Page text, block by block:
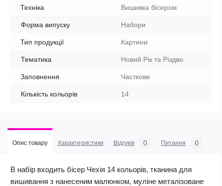
Техніка Вишивка бісером
Форма випуску Набори
Тип продукції Картини
Тематика Новий Рік та Різдво
Заповнення Часткове
Кількість кольорів 14
Опис товару Характеристики Відгуків 0 Питання 0
В набір входить бісер Чехія 14 кольорів, тканина для
вишивання з нанесеним малюнком, муліне металізоване